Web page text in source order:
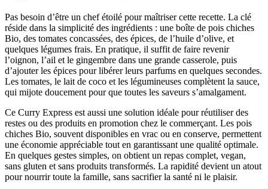
Pas besoin d’être un chef étoilé pour maîtriser cette recette. La clé
réside dans la simplicité des ingrédients : une boîte de pois chiches
Bio, des tomates concassées, des épices, de l’huile d’olive, et
quelques légumes frais. En pratique, il suffit de faire revenir
l’oignon, l’ail et le gingembre dans une grande casserole, puis
d’ajouter les épices pour libérer leurs parfums en quelques secondes.
Les tomates, le lait de coco et les légumineuses complètent la sauce,
qui mijote doucement pour que toutes les saveurs s’amalgament.
Ce Curry Express est aussi une solution idéale pour réutiliser des
restes ou des produits en promotion chez le commerçant. Les pois
chiches Bio, souvent disponibles en vrac ou en conserve, permettent
une économie appréciable tout en garantissant une qualité optimale.
En quelques gestes simples, on obtient un repas complet, vegan,
sans gluten et sans produits transformés. La rapidité devient un atout
pour nourrir toute la famille, sans sacrifier la santé ni le plaisir.